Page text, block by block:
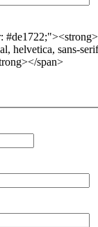
helvetica, sans-
span>